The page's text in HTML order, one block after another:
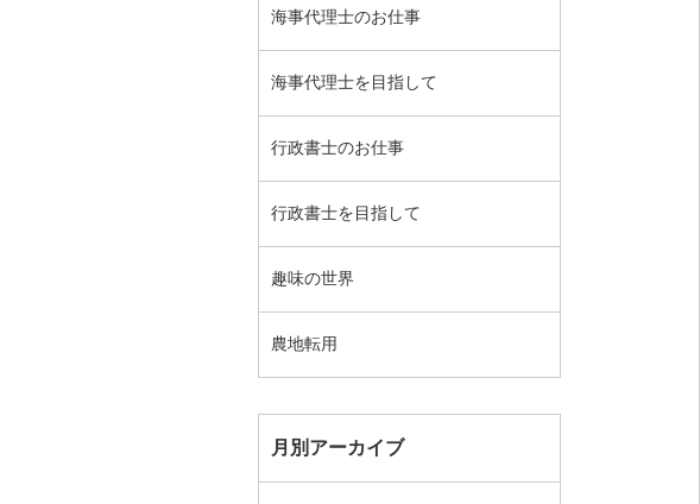
海事代理士のお仕事
海事代理士を目指して
行政書士のお仕事
行政書士を目指して
趣味の世界
農地転用
月別アーカイブ